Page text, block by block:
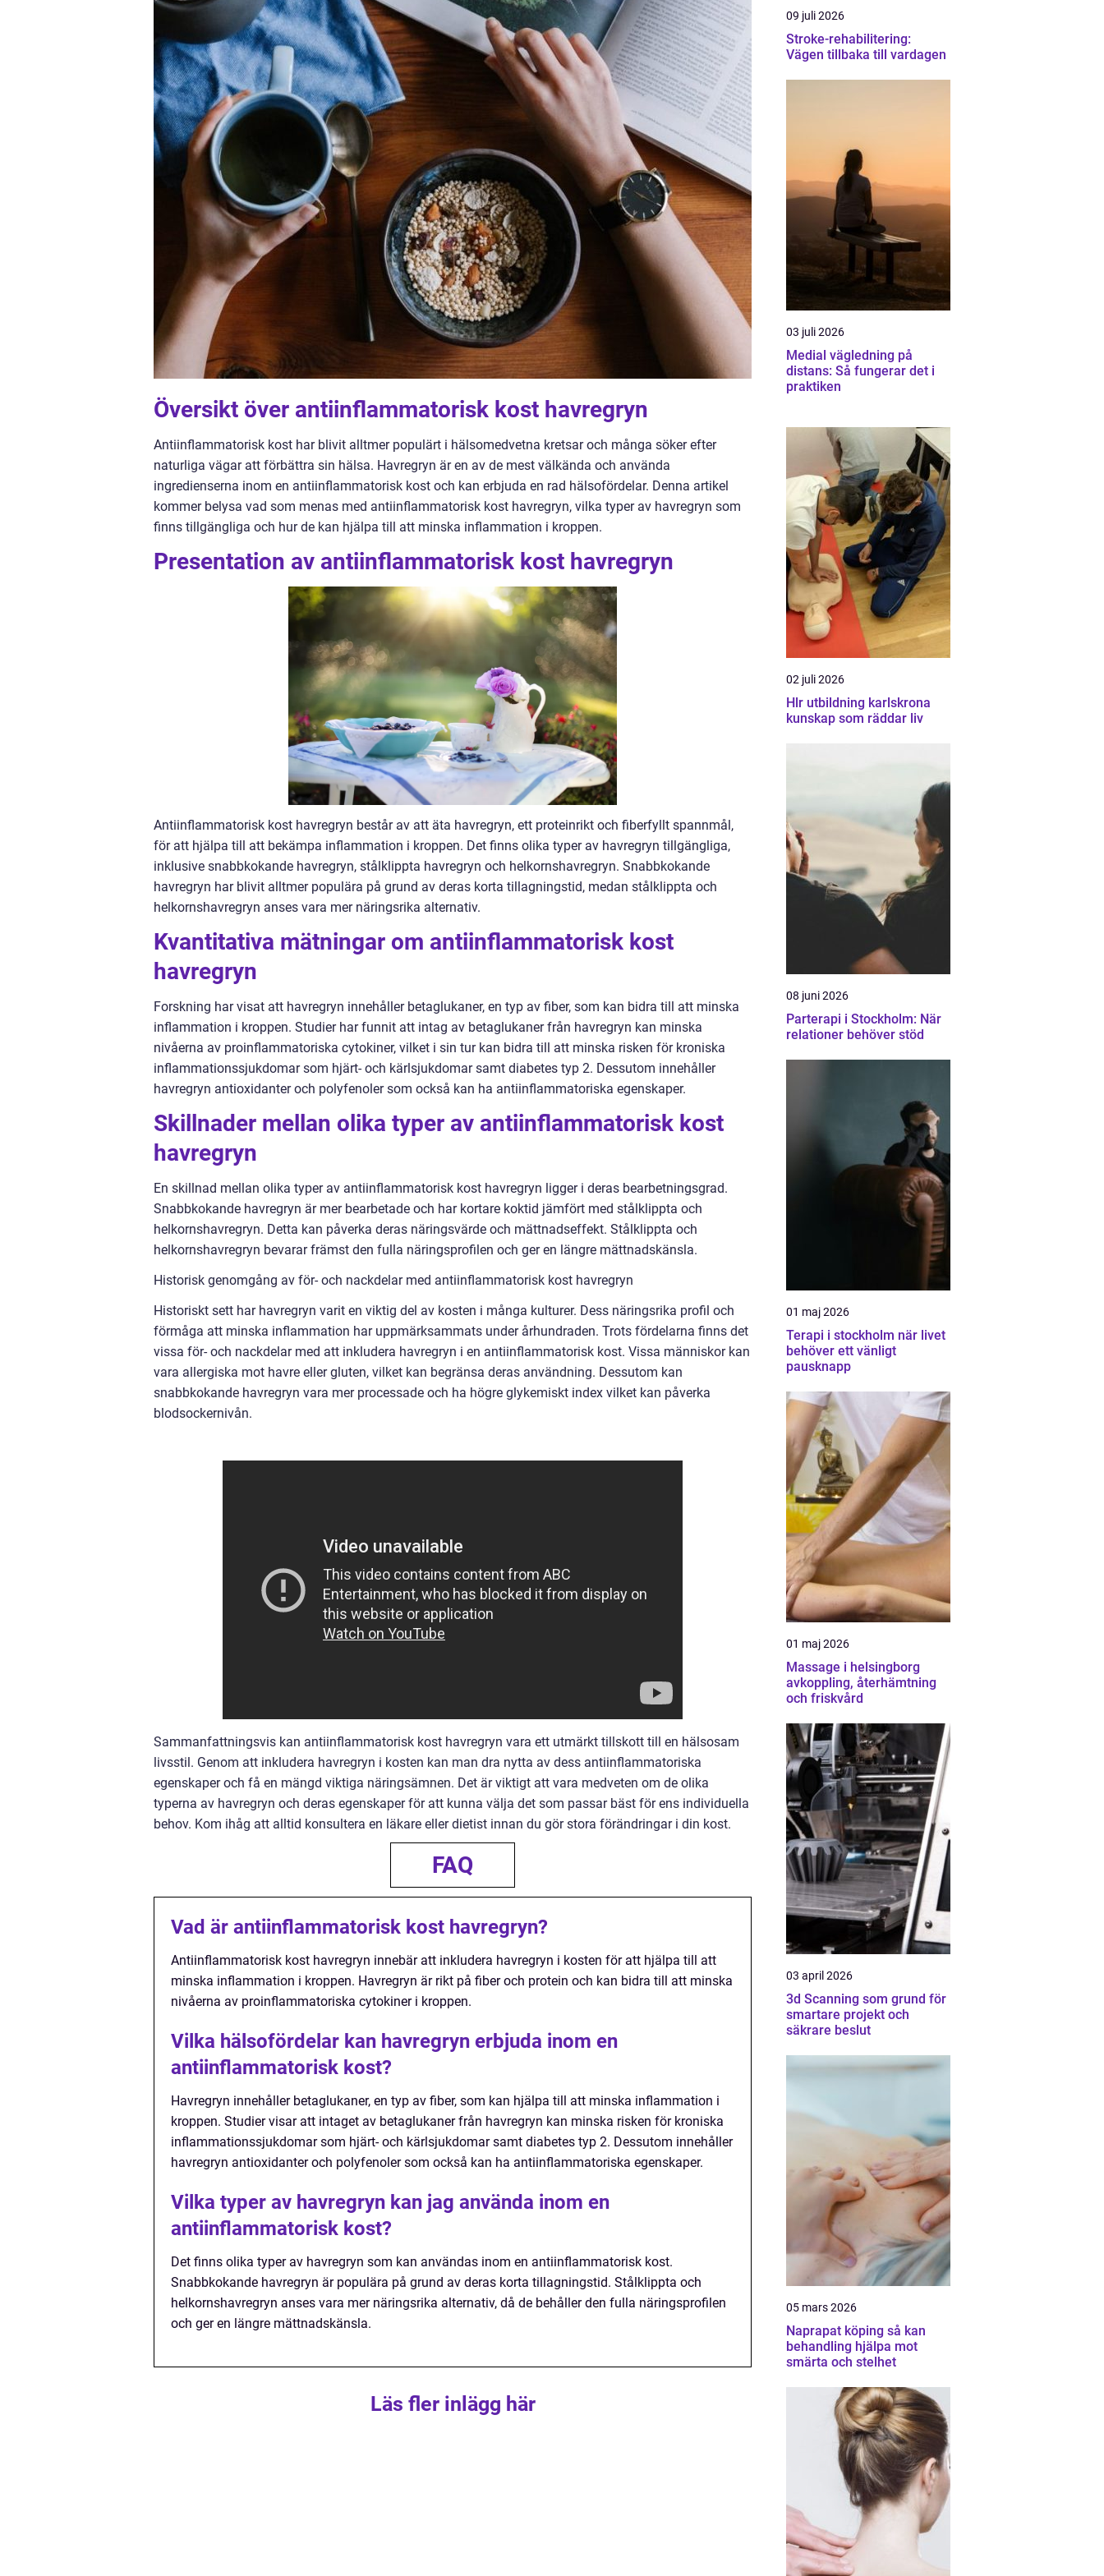
Översikt över antiinflammatorisk kost havregryn
Antiinflammatorisk kost har blivit alltmer populärt i hälsomedvetna kretsar och många söker efter
naturliga vägar att förbättra sin hälsa. Havregryn är en av de mest välkända och använda
ingredienserna inom en antiinflammatorisk kost och kan erbjuda en rad hälsofördelar. Denna artikel
kommer belysa vad som menas med antiinflammatorisk kost havregryn, vilka typer av havregryn som
finns tillgängliga och hur de kan hjälpa till att minska inflammation i kroppen.
Presentation av antiinflammatorisk kost havregryn
Antiinflammatorisk kost havregryn består av att äta havregryn, ett proteinrikt och fiberfyllt spannmål,
för att hjälpa till att bekämpa inflammation i kroppen. Det finns olika typer av havregryn tillgängliga,
inklusive snabbkokande havregryn, stålklippta havregryn och helkornshavregryn. Snabbkokande
havregryn har blivit alltmer populära på grund av deras korta tillagningstid, medan stålklippta och
helkornshavregryn anses vara mer näringsrika alternativ.
Kvantitativa mätningar om antiinflammatorisk kost
havregryn
Forskning har visat att havregryn innehåller betaglukaner, en typ av fiber, som kan bidra till att minska
inflammation i kroppen. Studier har funnit att intag av betaglukaner från havregryn kan minska
nivåerna av proinflammatoriska cytokiner, vilket i sin tur kan bidra till att minska risken för kroniska
inflammationssjukdomar som hjärt- och kärlsjukdomar samt diabetes typ 2. Dessutom innehåller
havregryn antioxidanter och polyfenoler som också kan ha antiinflammatoriska egenskaper.
Skillnader mellan olika typer av antiinflammatorisk kost
havregryn
En skillnad mellan olika typer av antiinflammatorisk kost havregryn ligger i deras bearbetningsgrad.
Snabbkokande havregryn är mer bearbetade och har kortare koktid jämfört med stålklippta och
helkornshavregryn. Detta kan påverka deras näringsvärde och mättnadseffekt. Stålklippta och
helkornshavregryn bevarar främst den fulla näringsprofilen och ger en längre mättnadskänsla.
Historisk genomgång av för- och nackdelar med antiinflammatorisk kost havregryn
Historiskt sett har havregryn varit en viktig del av kosten i många kulturer. Dess näringsrika profil och
förmåga att minska inflammation har uppmärksammats under århundraden. Trots fördelarna finns det
vissa för- och nackdelar med att inkludera havregryn i en antiinflammatorisk kost. Vissa människor kan
vara allergiska mot havre eller gluten, vilket kan begränsa deras användning. Dessutom kan
snabbkokande havregryn vara mer processade och ha högre glykemiskt index vilket kan påverka
blodsockernivån.
Sammanfattningsvis kan antiinflammatorisk kost havregryn vara ett utmärkt tillskott till en hälsosam
livsstil. Genom att inkludera havregryn i kosten kan man dra nytta av dess antiinflammatoriska
egenskaper och få en mängd viktiga näringsämnen. Det är viktigt att vara medveten om de olika
typerna av havregryn och deras egenskaper för att kunna välja det som passar bäst för ens individuella
behov. Kom ihåg att alltid konsultera en läkare eller dietist innan du gör stora förändringar i din kost.
FAQ
Vad är antiinflammatorisk kost havregryn?
Antiinflammatorisk kost havregryn innebär att inkludera havregryn i kosten för att hjälpa till att
minska inflammation i kroppen. Havregryn är rikt på fiber och protein och kan bidra till att minska
nivåerna av proinflammatoriska cytokiner i kroppen.
Vilka hälsofördelar kan havregryn erbjuda inom en
antiinflammatorisk kost?
Havregryn innehåller betaglukaner, en typ av fiber, som kan hjälpa till att minska inflammation i
kroppen. Studier visar att intaget av betaglukaner från havregryn kan minska risken för kroniska
inflammationssjukdomar som hjärt- och kärlsjukdomar samt diabetes typ 2. Dessutom innehåller
havregryn antioxidanter och polyfenoler som också kan ha antiinflammatoriska egenskaper.
Vilka typer av havregryn kan jag använda inom en
antiinflammatorisk kost?
Det finns olika typer av havregryn som kan användas inom en antiinflammatorisk kost.
Snabbkokande havregryn är populära på grund av deras korta tillagningstid. Stålklippta och
helkornshavregryn anses vara mer näringsrika alternativ, då de behåller den fulla näringsprofilen
och ger en längre mättnadskänsla.
Läs fler inlägg här
09 juli 2026
Stroke-rehabilitering:
Vägen tillbaka till vardagen
03 juli 2026
Medial vägledning på
distans: Så fungerar det i
praktiken
02 juli 2026
Hlr utbildning karlskrona
kunskap som räddar liv
08 juni 2026
Parterapi i Stockholm: När
relationer behöver stöd
01 maj 2026
Terapi i stockholm när livet
behöver ett vänligt
pausknapp
01 maj 2026
Massage i helsingborg
avkoppling, återhämtning
och friskvård
03 april 2026
3d Scanning som grund för
smartare projekt och
säkrare beslut
05 mars 2026
Naprapat köping så kan
behandling hjälpa mot
smärta och stelhet